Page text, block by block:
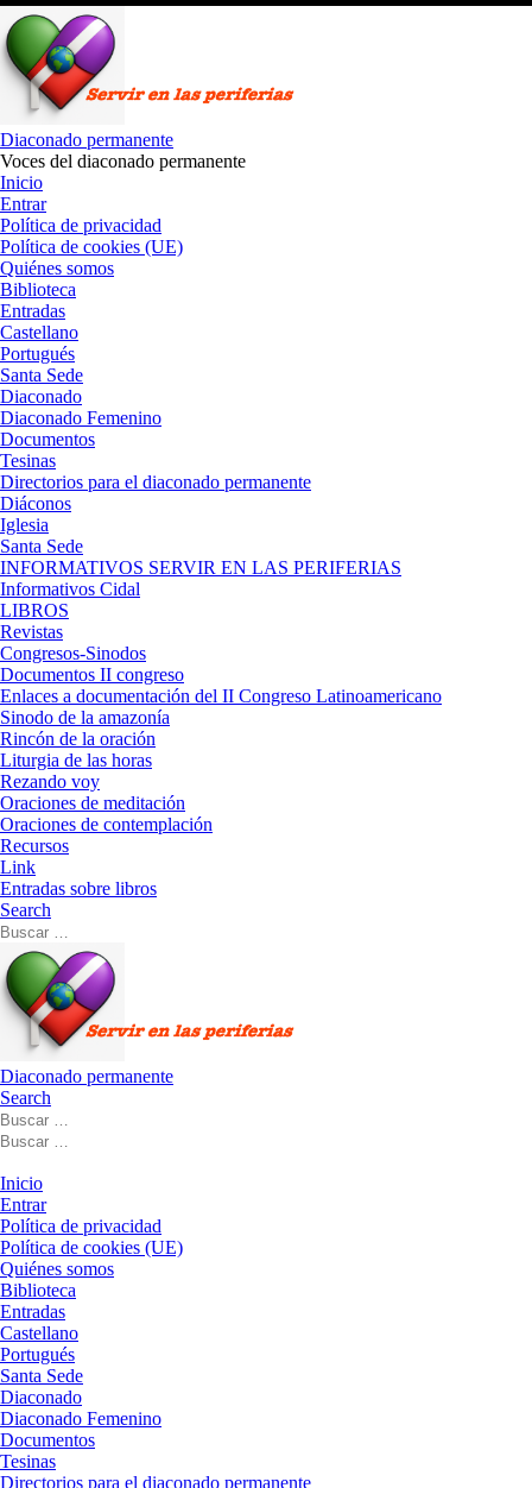
Saltar
al
contenido
Diaconado permanente
Voces del diaconado permanente
Inicio
Entrar
Política de privacidad
Política de cookies (UE)
Quiénes somos
Biblioteca
Entradas
Castellano
Portugués
Santa Sede
Diaconado
Diaconado Femenino
Documentos
Tesinas
Directorios para el diaconado permanente
Diáconos
Iglesia
Santa Sede
INFORMATIVOS SERVIR EN LAS PERIFERIAS
Informativos Cidal
LIBROS
Revistas
Congresos-Sinodos
Documentos II congreso
Enlaces a documentación del II Congreso Latinoamericano
Sinodo de la amazonía
Rincón de la oración
Liturgia de las horas
Rezando voy
Oraciones de meditación
Oraciones de contemplación
Recursos
Link
Entradas sobre libros
Search
Buscar
Diaconado permanente
Search
Buscar
Buscar
Menú
Inicio
Entrar
Política de privacidad
Política de cookies (UE)
Quiénes somos
Biblioteca
Entradas
Castellano
Portugués
Santa Sede
Diaconado
Diaconado Femenino
Documentos
Tesinas
Directorios para el diaconado permanente